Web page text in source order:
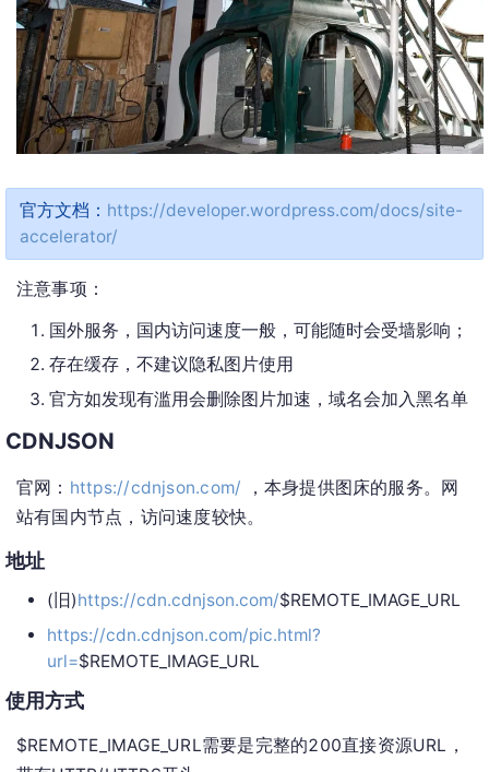
官方文档： https://developer.wordpress.com/docs/site-
accelerator/
注意事项：
国外服务，国内访问速度一般，可能随时会受墙影响；
存在缓存，不建议隐私图片使用
官方如发现有滥用会删除图片加速，域名会加入黑名单
CDNJSON
官网： https://cdnjson.com/ ，本身提供图床的服务。网
站有国内节点，访问速度较快。
地址
(旧)https://cdn.cdnjson.com/$REMOTE_IMAGE_URL
https://cdn.cdnjson.com/pic.html?
url=$REMOTE_IMAGE_URL
使用方式
$REMOTE_IMAGE_URL需要是完整的200直接资源URL，